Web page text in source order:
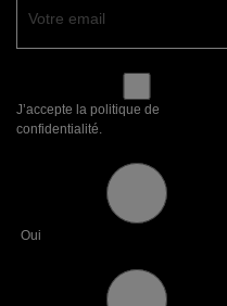
J’accepte la politique de
confidentialité.
Oui